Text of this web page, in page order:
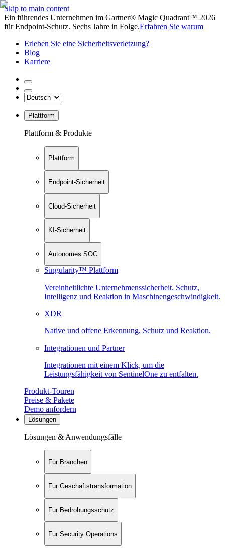
Skip to main content
Ein führendes Unternehmen im Gartner® Magic Quadrant™ 2026
für Endpoint-Schutz. Sechs Jahre in Folge.Erfahren Sie warum
Erleben Sie eine Sicherheitsverletzung?
Blog
Karriere
Plattform
Plattform & Produkte
Plattform
Endpoint-Sicherheit
Cloud-Sicherheit
KI-Sicherheit
Autonomes SOC
Singularity™ Plattform
Vereinheitlichte Unternehmenssicherheit. Schutz,
Intelligenz und Reaktion in Maschinen­geschwindigkeit.
XDR
Native und offene Erkennung, Schutz und Reaktion.
Integrationen und Partner
Integrationen mit einem Klick, um die
Leistungsfähigkeit von SentinelOne zu entfalten.
Produkt-Touren
Preise & Pakete
Demo anfordern
Lösungen
Lösungen & Anwendungsfälle
Für Branchen
Für Geschäftstransformation
Für Bedrohungsschutz
Für Security Operations